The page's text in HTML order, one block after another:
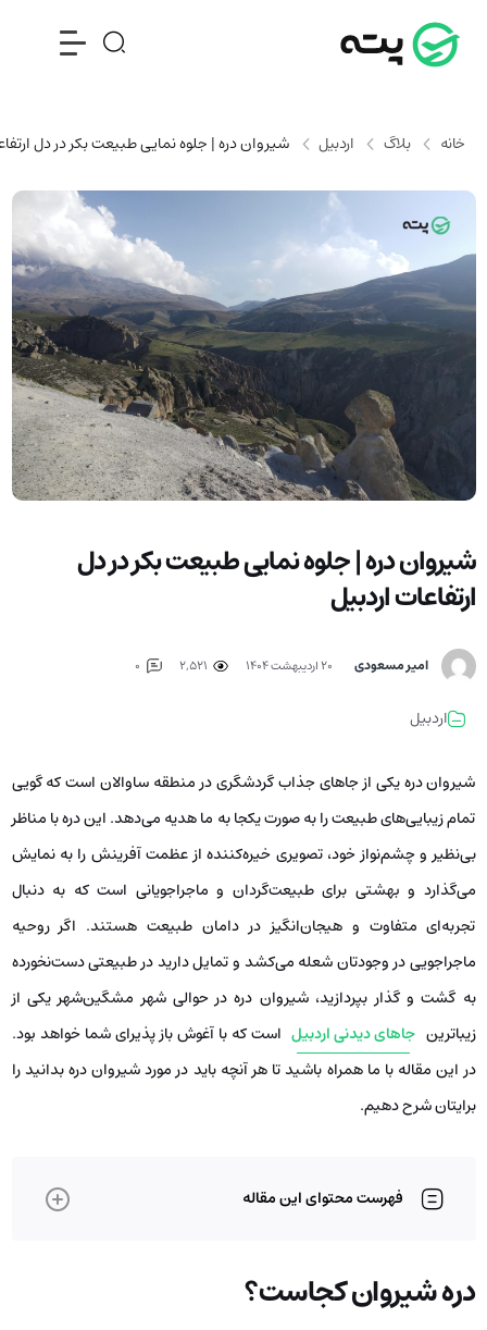
خانه بلاگ اردبیل شیروان دره | جلوه نمایی طبیعت بکر در دل
شیروان دره | جلوه نمایی طبیعت بکر در دل
ارتفاعات اردبیل
امیر مسعودی ۲۰ اردیبهشت ۱۴۰۴
اردبیل
شیروان دره یکی از جاهای جذاب گردشگری در منطقه ساوالان است که گویی
تمام زیبایی‌های طبیعت را به صورت یکجا به ما هدیه می‌دهد. این دره با مناظر
بی‌نظیر و چشم‌نواز خود، تصویری خیره‌کننده از عظمت آفرینش را به نمایش
می‌گذارد و بهشتی برای طبیعت‌گردان و ماجراجویانی است که به دنبال
تجربه‌ای متفاوت و هیجان‌انگیز در دامان طبیعت هستند. اگر روحیه
ماجراجویی در وجودتان شعله می‌کشد و تمایل دارید در طبیعتی دست‌نخورده
به گشت و گذار بپردازید، شیروان دره در حوالی شهر مشگین‌شهر یکی از
زیباترین جاهای دیدنی اردبیل است که با آغوش باز پذیرای شما خواهد بود.
در این مقاله با ما همراه باشید تا هر آنچه باید در مورد شیروان دره بدانید را
برایتان شرح دهیم.
فهرست محتوای این مقاله
دره شیروان کجاست؟